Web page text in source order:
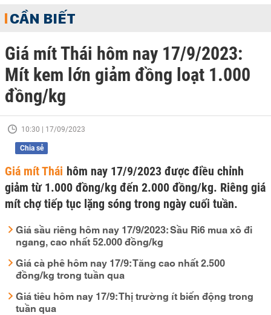
CẦN BIẾT
Giá mít Thái hôm nay 17/9/2023:
Mít kem lớn giảm đồng loạt 1.000
đồng/kg
10:30 | 17/09/2023
Chia sẻ
Giá mít Thái hôm nay 17/9/2023 được điều chỉnh
giảm từ 1.000 đồng/kg đến 2.000 đồng/kg. Riêng giá
mít chợ tiếp tục lặng sóng trong ngày cuối tuần.
Giá sầu riêng hôm nay 17/9/2023: Sầu Ri6 mua xô đi
ngang, cao nhất 52.000 đồng/kg
Giá cà phê hôm nay 17/9: Tăng cao nhất 2.500
đồng/kg trong tuần qua
Giá tiêu hôm nay 17/9: Thị trường ít biến động trong
tuần qua